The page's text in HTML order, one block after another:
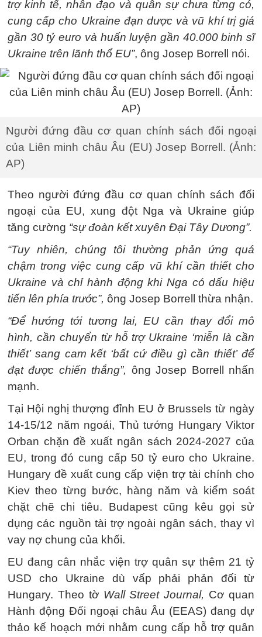
trợ kinh tế, nhân đạo và quân sự chưa từng có,
cung cấp cho Ukraine đạn dược và vũ khí trị giá
gần 30 tỷ euro và huấn luyện gần 40.000 binh sĩ
Ukraine trên lãnh thổ EU”, ông Josep Borrell nói.
Người đứng đầu cơ quan chính sách đối ngoại
của Liên minh châu Âu (EU) Josep Borrell. (Ảnh:
AP)
Theo người đứng đầu cơ quan chính sách đối
ngoại của EU, xung đột Nga và Ukraine giúp
tăng cường “sự đoàn kết xuyên Đại Tây Dương”.
“Tuy nhiên, chúng tôi thường phản ứng quá
chậm trong việc cung cấp vũ khí cần thiết cho
Ukraine và chỉ hành động khi Nga có dấu hiệu
tiến lên phía trước”, ông Josep Borrell thừa nhận.
“Để hướng tới tương lai, EU cần thay đổi mô
hình, cần chuyển từ hỗ trợ Ukraine ‘miễn là cần
thiết’ sang cam kết ‘bất cứ điều gì cần thiết’ để
đạt được chiến thắng”, ông Josep Borrell nhấn
mạnh.
Tại Hội nghị thượng đỉnh EU ở Brussels từ ngày
14-15/12 năm ngoái, Thủ tướng Hungary Viktor
Orban chặn đề xuất ngân sách 2024-2027 của
EU, trong đó cung cấp 50 tỷ euro cho Ukraine.
Hungary đề xuất cung cấp viện trợ tài chính cho
Kiev theo từng bước, hàng năm và kiểm soát
chặt chẽ chi tiêu. Budapest cũng kêu gọi sử
dụng các nguồn tài trợ ngoài ngân sách, thay vì
vay nợ chung của khối.
EU đang cân nhắc viện trợ quân sự thêm 21 tỷ
USD cho Ukraine dù vấp phải phản đối từ
Hungary. Theo tờ Wall Street Journal, Cơ quan
Hành động Đối ngoại châu Âu (EEAS) đang dự
thảo kế hoạch mới nhằm cung cấp hỗ trợ quân